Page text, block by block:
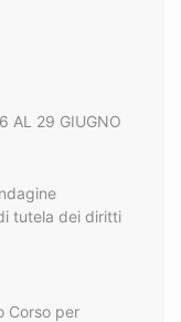
AL 29 GIUGNO
tutela dei diritti
Corso per